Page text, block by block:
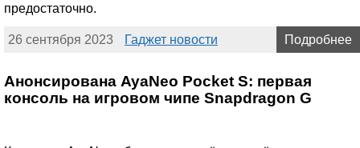
предостаточно.
26 сентября 2023 Гаджет новости Подробнее
Анонсирована AyaNeo Pocket S: первая
консоль на игровом чипе Snapdragon G